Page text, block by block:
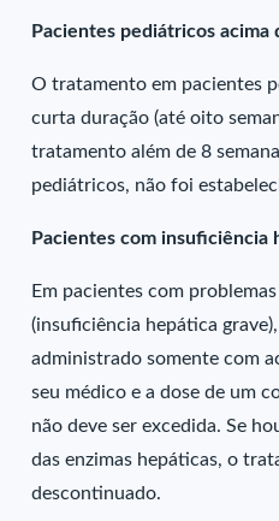
Pacientes pediátricos acima
O tratamento em pacientes
curta duração (até oito
tratamento além de 8
pediátricos, não foi
Pacientes com insuficiência
Em pacientes com
(insuficiência hepática
administrado somente com
seu médico e a dose de um
não deve ser excedida. Se
das enzimas hepáticas, o
descontinuado.